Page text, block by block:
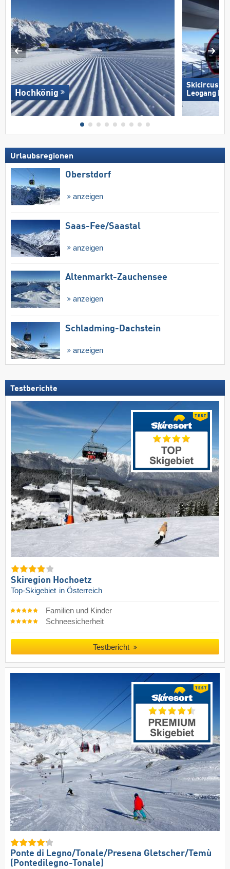
Hochkönig
Skicircus
Leogang
Urlaubsregionen
Oberstdorf
anzeigen
Saas-Fee/​Saastal
anzeigen
Altenmarkt-Zauchensee
anzeigen
Schladming-Dachstein
anzeigen
Testberichte
Skiregion Hochoetz
Top-Skigebiet in Österreich
Familien und Kinder
Schneesicherheit
Testbericht
Ponte di Legno/​Tonale/​Presena Gletscher/​Temù
(Pontedilegno-Tonale)